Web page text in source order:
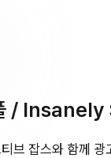
/
브 잡스와 함께 광